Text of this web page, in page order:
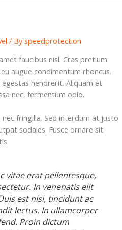
/ Byspeedprotection
faucibus nisl. Cras pretium
augue condimentum rhoncus.
hendrerit. Aliquam et
nec, fermentum odio.
fringilla. Sed interdum at justo
sodales. Fusce ornare sit
vitae erat pellentesque,
In venenatis elit
est nisi, tincidunt ac
lectus. In ullamcorper
Proin dictum